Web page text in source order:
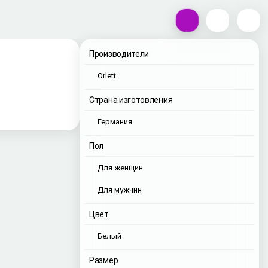
Производители
Orlett
Страна изготовления
Германия
Пол
Для женщин
Для мужчин
Цвет
Белый
Размер